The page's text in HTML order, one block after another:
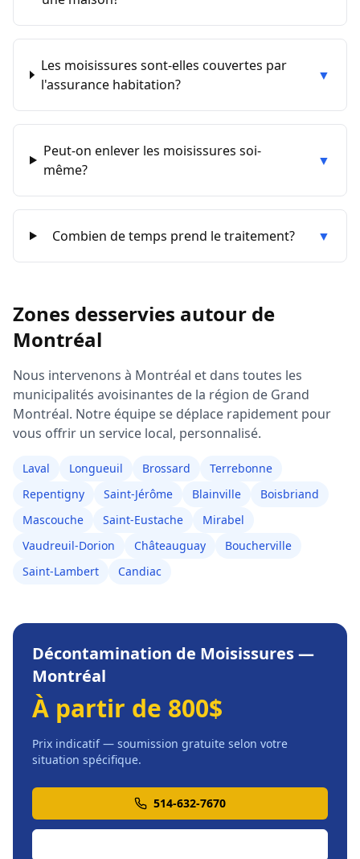
Les moisissures sont-elles couvertes par
l'assurance habitation?
▼
Peut-on enlever les moisissures soi-
même?
▼
Combien de temps prend le traitement? ▼
Zones desservies autour de
Montréal
Nous intervenons à Montréal et dans toutes les
municipalités avoisinantes de la région de Grand
Montréal. Notre équipe se déplace rapidement pour
vous offrir un service local, personnalisé.
Laval Longueuil Brossard
Terrebonne
Repentigny
Saint-Jérôme Blainville
Boisbriand
Mascouche
Saint-Eustache
Mirabel
Vaudreuil-Dorion
Châteauguay
Boucherville
Saint-Lambert
Candiac
Décontamination de Moisissures—
Montréal
À partir de 800$
Prix indicatif — soumission gratuite selon votre
situation spécifique.
514-632-7670